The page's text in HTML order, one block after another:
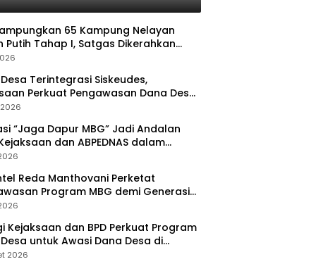
65 Kampung Nelayan
Putih Tahap I, Satgas Dikerahkan
Operasional
Terintegrasi Siskeudes,
Perkuat Pengawasan Dana Desa
Real Time
2026
“Jaga Dapur MBG” Jadi Andalan
dan ABPEDNAS dalam
Program Gizi Nasional
Reda Manthovani Perketat
Program MBG demi Generasi
Kejaksaan dan BPD Perkuat Program
untuk Awasi Dana Desa di
Selatan
2026